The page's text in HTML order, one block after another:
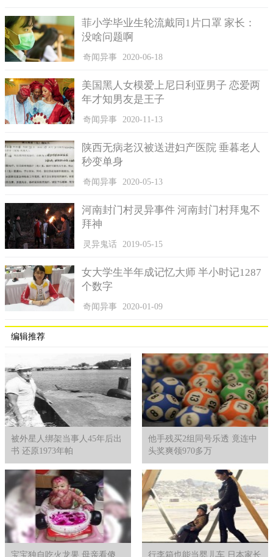
菲小学毕业生轮流戴同1片口罩 家长：
没啥问题啊
奇闻异事 2020-06-18
美国黑人女模爱上尼日利亚男子 恋爱两
年才知男友是王子
奇闻异事 2020-11-13
陕西无病老汉被送进妇产医院 垂暮老人
秒变单身
奇闻异事 2020-05-13
河南封门村灵异事件 河南封门村拜鬼不
拜神
灵异鬼话 2019-05-15
女大学生半年成记忆大师 半小时记1287
个数字
奇闻异事 2020-01-09
编辑推荐
被外星人绑架当事人45年后出
书 还原1973年帕
他手残买2组同号乐透 竟连中
头奖爽领970多万
宝宝独自吃火龙果 母亲看傻 行李箱也能当婴儿车 日本家长